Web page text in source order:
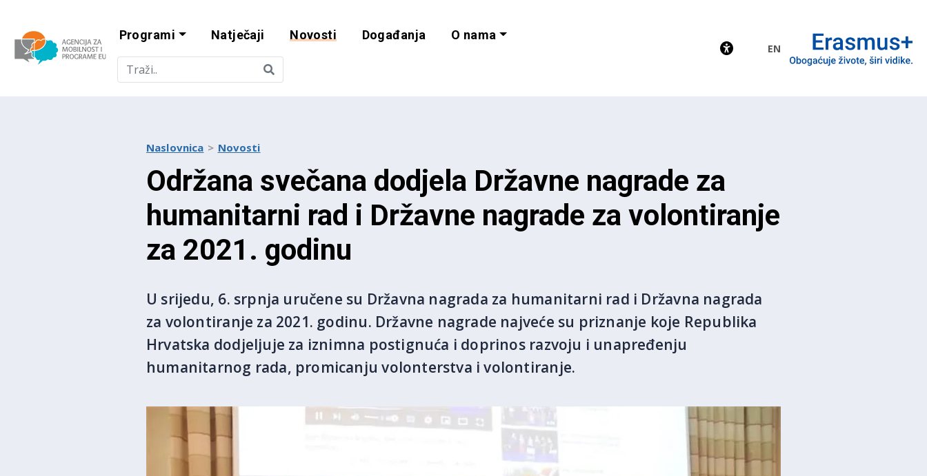
Agencija za mobilnost i programe EU
Programi Natječaji Novosti Događanja O nama
EN
Naslovnica Novosti
Održana svečana dodjela Državne nagrade za
humanitarni rad i Državne nagrade za volontiranje
za 2021. godinu
U srijedu, 6. srpnja uručene su Državna nagrada za humanitarni rad i Državna nagrada
za volontiranje za 2021. godinu. Državne nagrade najveće su priznanje koje Republika
Hrvatska dodjeljuje za iznimna postignuća i doprinos razvoju i unapređenju
humanitarnog rada, promicanju volonterstva i volontiranje.